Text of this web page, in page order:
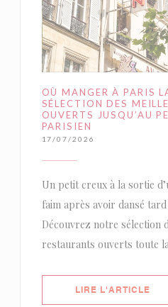
OÙ MANGER À PARIS
SÉLECTION DES
OUVERTS JUSQU’AU
PARISIEN
17/07/2026
Un petit creux à la sortie
faim après avoir dansé
Découvrez notre sélection
restaurants ouverts toute
LIRE L'ARTICLE